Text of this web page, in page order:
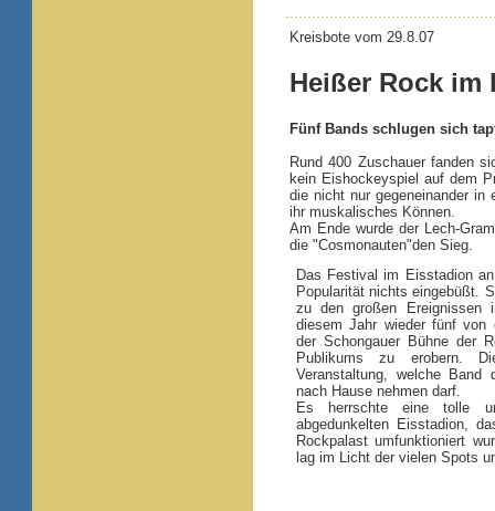
Kreisbote vom 29.8.07
Heißer Rock im
Fünf Bands schlugen sich
Rund 400 Zuschauer fanden
kein Eishockeyspiel auf dem
die nicht nur gegeneinander in
ihr muskalisches Können.
Am Ende wurde der Lech-
die "Cosmonauten"den Sieg.
Das Festival im Eisstadion
Popularität nichts eingebüßt.
zu den großen
diesem Jahr wieder fünf von
der Schongauer Bühne der
Publikums zu erobern.
Veranstaltung, welche Band
nach Hause nehmen darf.
Es herrschte eine tolle
abgedunkelten Eisstadion,
Rockpalast umfunktioniert
lag im Licht der vielen Spots